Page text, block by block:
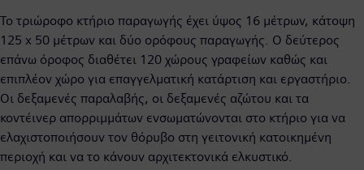
Το τριώροφο κτήριο παραγωγής έχει ύψος 16 μέτρων, κάτοψη
125 x 50 μέτρων και δύο ορόφους παραγωγής. Ο δεύτερος
επάνω όροφος διαθέτει 120 χώρους γραφείων καθώς και
επιπλέον χώρο για επαγγελματική κατάρτιση και εργαστήριο.
Οι δεξαμενές παραλαβής, οι δεξαμενές αζώτου και τα
κοντέινερ απορριμμάτων ενσωματώνονται στο κτήριο για να
ελαχιστοποιήσουν τον θόρυβο στη γειτονική κατοικημένη
περιοχή και να το κάνουν αρχιτεκτονικά ελκυστικό.